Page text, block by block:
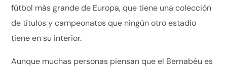
fútbol más grande de Europa, que tiene una colección
de títulos y campeonatos que ningún otro estadio
tiene en su interior.
Aunque muchas personas piensan que el Bernabéu es